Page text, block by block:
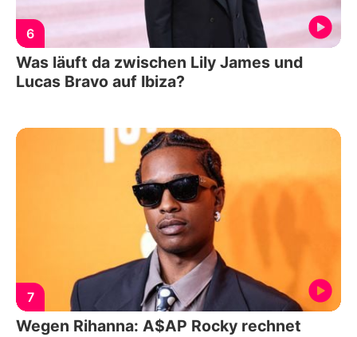
6
Was läuft da zwischen Lily James und
Lucas Bravo auf Ibiza?
7
Wegen Rihanna: A$AP Rocky rechnet